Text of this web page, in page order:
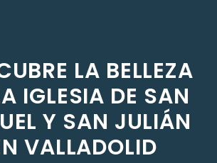
LA BELLEZA
IGLESIA DE SAN
Y SAN JULIÁN
VALLADOLID